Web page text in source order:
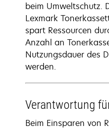
beim Umweltschutz.
Lexmark
spart Ressourcen
Anzahl an
Nutzungsdauer des
werden.
Verantwortung
Beim Einsparen von